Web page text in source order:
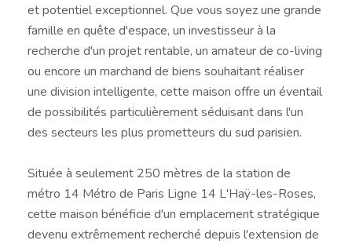
et potentiel exceptionnel. Que vous soyez une grande
famille en quête d'espace, un investisseur à la
recherche d'un projet rentable, un amateur de co-living
ou encore un marchand de biens souhaitant réaliser
une division intelligente, cette maison offre un éventail
de possibilités particulièrement séduisant dans l'un
des secteurs les plus prometteurs du sud parisien.
Située à seulement 250 mètres de la station de
métro 14 Métro de Paris Ligne 14 L'Haÿ-les-Roses,
cette maison bénéficie d'un emplacement stratégique
devenu extrêmement recherché depuis l'extension de